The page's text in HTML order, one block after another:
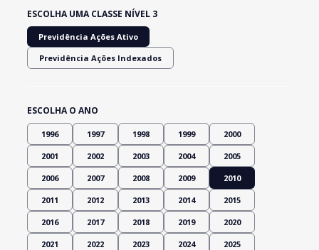
ESCOLHA UMA CLASSE NÍVEL 3
Previdência Ações Ativo
Previdência Ações Indexados
ESCOLHA O ANO
1996 1997 1998 1999 2000
2001 2002 2003 2004 2005
2006 2007 2008 2009 2010
2011 2012 2013 2014 2015
2016 2017 2018 2019 2020
2021 2022 2023 2024 2025